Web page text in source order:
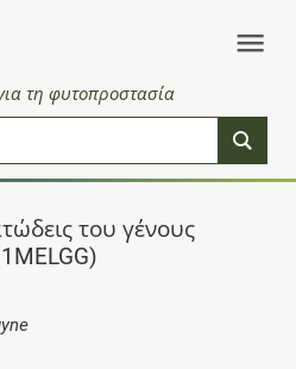
τη φυτοπροστασία
του γένους